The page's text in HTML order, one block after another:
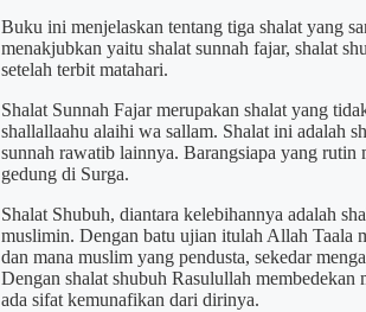
Buku ini menjelaskan tentang tiga shalat yang
menakjubkan yaitu shalat sunnah fajar, shalat
setelah terbit matahari.
Shalat Sunnah Fajar merupakan shalat yang
shallallaahu alaihi wa sallam. Shalat ini adalah
sunnah rawatib lainnya. Barangsiapa yang
gedung di Surga.
Shalat Shubuh, diantara kelebihannya adalah
muslimin. Dengan batu ujian itulah Allah Taala
dan mana muslim yang pendusta, sekedar
Dengan shalat shubuh Rasulullah
ada sifat kemunafikan dari dirinya.